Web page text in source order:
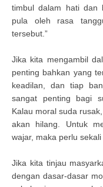
timbul dalam hati dan
pula oleh rasa
tersebut.”
Jika kita mengambil
penting bahkan yang
keadilan, dan tiap
sangat penting bagi
Kalau moral suda
akan hilang. Untuk
wajar, maka perlu
Jika kita tinjau
dengan dasar-dasar